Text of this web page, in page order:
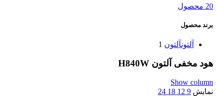
20 محصول
برند محصول
آلتونآلتون 1
هود مخفی آلتون H840W
Show column
نمایش 9
12
18
24